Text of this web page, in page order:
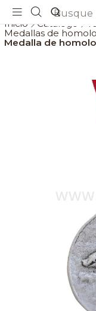
Inicio Catálogo
Medallas de
Medalla de